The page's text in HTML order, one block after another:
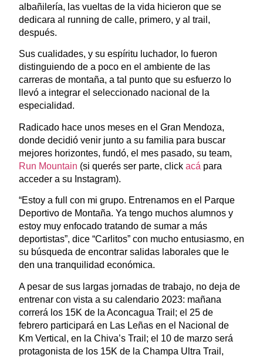
albañilería, las vueltas de la vida hicieron que se
dedicara al running de calle, primero, y al trail,
después.
Sus cualidades, y su espíritu luchador, lo fueron
distinguiendo de a poco en el ambiente de las
carreras de montaña, a tal punto que su esfuerzo lo
llevó a integrar el seleccionado nacional de la
especialidad.
Radicado hace unos meses en el Gran Mendoza,
donde decidió venir junto a su familia para buscar
mejores horizontes, fundó, el mes pasado, su team,
Run Mountain (si querés ser parte, click acá para
acceder a su Instagram).
“Estoy a full con mi grupo. Entrenamos en el Parque
Deportivo de Montaña. Ya tengo muchos alumnos y
estoy muy enfocado tratando de sumar a más
deportistas”, dice “Carlitos” con mucho entusiasmo, en
su búsqueda de encontrar salidas laborales que le
den una tranquilidad económica.
A pesar de sus largas jornadas de trabajo, no deja de
entrenar con vista a su calendario 2023: mañana
correrá los 15K de la Aconcagua Trail; el 25 de
febrero participará en Las Leñas en el Nacional de
Km Vertical, en la Chiva’s Trail; el 10 de marzo será
protagonista de los 15K de la Champa Ultra Trail,